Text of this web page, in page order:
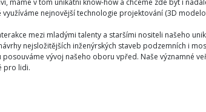
máme v tom unikátní know-how a chceme zde být i
nejnovější technologie projektování (3D
mezi mladými talenty a staršími nositeli našeho
nejsložitějších inženýrských staveb podzemních i
vývoj našeho oboru vpřed. Naše významné
pro lidi.